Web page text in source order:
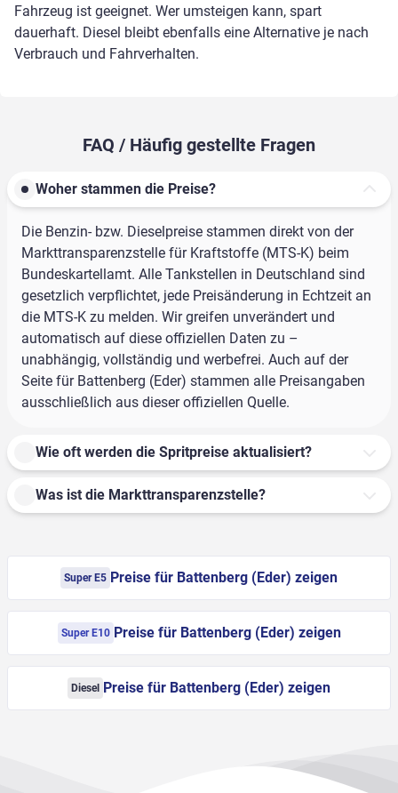
Fahrzeug ist geeignet. Wer umsteigen kann, spart
dauerhaft. Diesel bleibt ebenfalls eine Alternative je nach
Verbrauch und Fahrverhalten.
FAQ / Häufig gestellte Fragen
Woher stammen die Preise?
Die Benzin- bzw. Dieselpreise stammen direkt von der
Markttransparenzstelle für Kraftstoffe (MTS-K) beim
Bundeskartellamt. Alle Tankstellen in Deutschland sind
gesetzlich verpflichtet, jede Preisänderung in Echtzeit an
die MTS-K zu melden. Wir greifen unverändert und
automatisch auf diese offiziellen Daten zu –
unabhängig, vollständig und werbefrei. Auch auf der
Seite für Battenberg (Eder) stammen alle Preisangaben
ausschließlich aus dieser offiziellen Quelle.
Wie oft werden die Spritpreise aktualisiert?
Was ist die Markttransparenzstelle?
Super E5 Preise für Battenberg (Eder) zeigen
Super E10 Preise für Battenberg (Eder) zeigen
Diesel Preise für Battenberg (Eder) zeigen